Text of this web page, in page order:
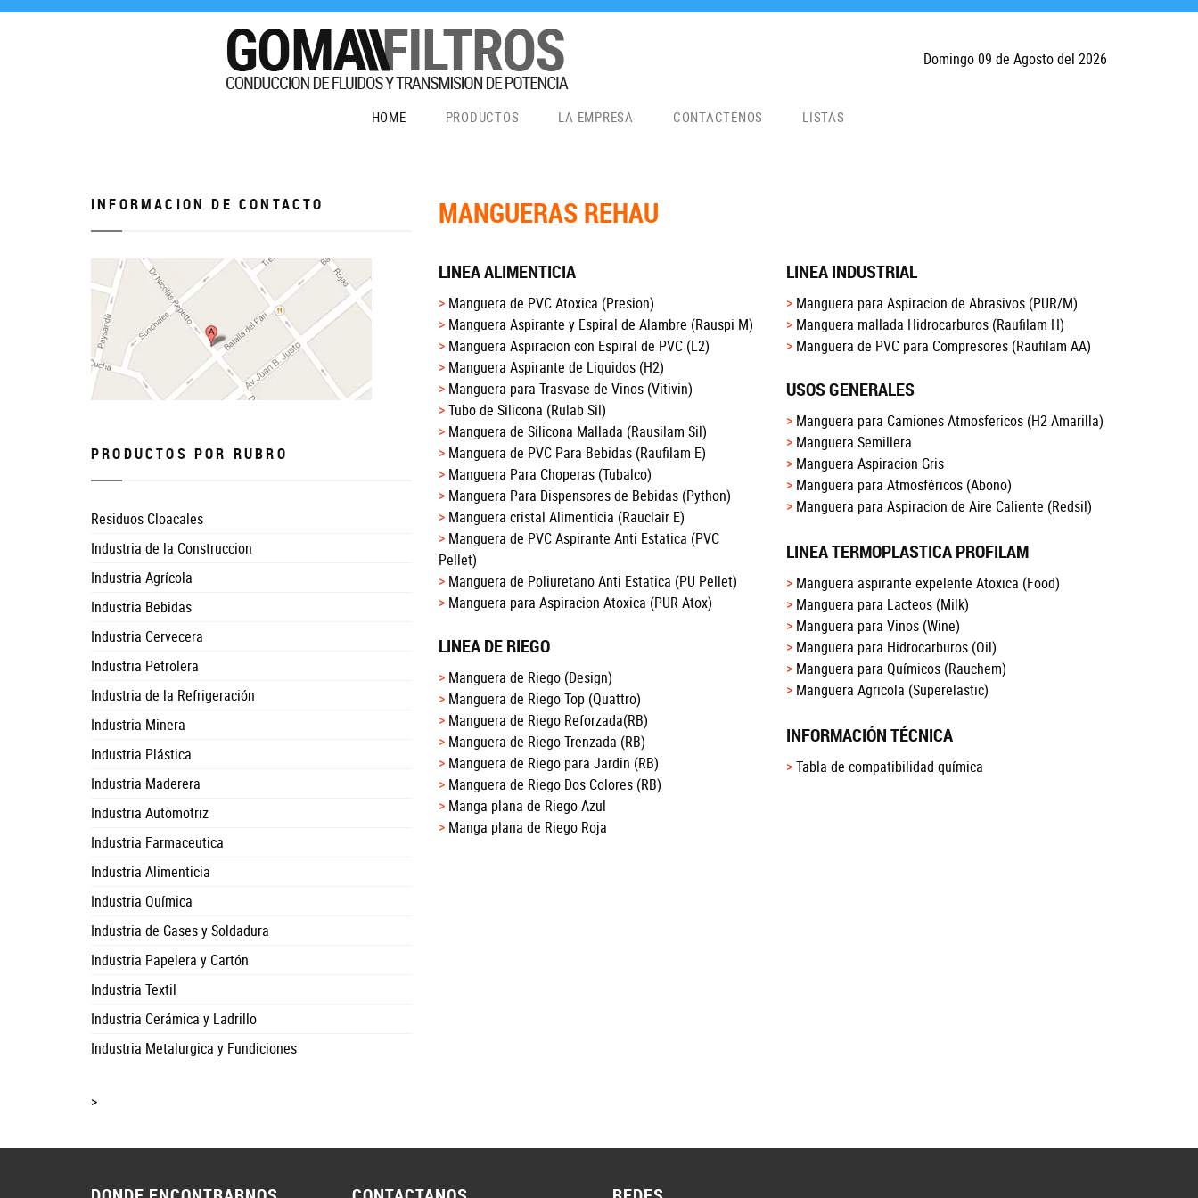
Domingo 09 de Agosto del 2026
HOME PRODUCTOS LA EMPRESA CONTACTENOS LISTAS
MANGUERAS REHAU
LINEA ALIMENTICIA
Manguera de PVC Atoxica (Presion)
Manguera Aspirante y Espiral de Alambre (Rauspi M)
Manguera Aspiracion con Espiral de PVC (L2)
Manguera Aspirante de Liquidos (H2)
Manguera para Trasvase de Vinos (Vitivin)
Tubo de Silicona (Rulab Sil)
Manguera de Silicona Mallada (Rausilam Sil)
Manguera de PVC Para Bebidas (Raufilam E)
Manguera Para Choperas (Tubalco)
Manguera Para Dispensores de Bebidas (Python)
Manguera cristal Alimenticia (Rauclair E)
Manguera de PVC Aspirante Anti Estatica (PVC
Pellet)
Manguera de Poliuretano Anti Estatica (PU Pellet)
Manguera para Aspiracion Atoxica (PUR Atox)
LINEA DE RIEGO
Manguera de Riego (Design)
Manguera de Riego Top (Quattro)
Manguera de Riego Reforzada(RB)
Manguera de Riego Trenzada (RB)
Manguera de Riego para Jardin (RB)
Manguera de Riego Dos Colores (RB)
Manga plana de Riego Azul
Manga plana de Riego Roja
LINEA INDUSTRIAL
Manguera para Aspiracion de Abrasivos (PUR/M)
Manguera mallada Hidrocarburos (Raufilam H)
Manguera de PVC para Compresores (Raufilam AA)
USOS GENERALES
Manguera para Camiones Atmosfericos (H2 Amarilla)
Manguera Semillera
Manguera Aspiracion Gris
Manguera para Atmosféricos (Abono)
Manguera para Aspiracion de Aire Caliente (Redsil)
LINEA TERMOPLASTICA PROFILAM
Manguera aspirante expelente Atoxica (Food)
Manguera para Lacteos (Milk)
Manguera para Vinos (Wine)
Manguera para Hidrocarburos (Oil)
Manguera para Químicos (Rauchem)
Manguera Agricola (Superelastic)
INFORMACIÓN TÉCNICA
Tabla de compatibilidad química
INFORMACION DE CONTACTO
PRODUCTOS POR RUBRO
Residuos Cloacales
Industria de la Construccion
Industria Agrícola
Industria Bebidas
Industria Cervecera
Industria Petrolera
Industria de la Refrigeración
Industria Minera
Industria Plástica
Industria Maderera
Industria Automotriz
Industria Farmaceutica
Industria Alimenticia
Industria Química
Industria de Gases y Soldadura
Industria Papelera y Cartón
Industria Textil
Industria Cerámica y Ladrillo
Industria Metalurgica y Fundiciones
>